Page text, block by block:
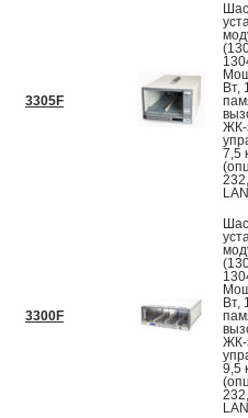
3305F
Вт,
ЖК-
7,5
3300F
Вт,
ЖК-
9,5